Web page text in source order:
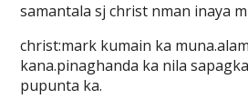
samantala sj christ nman inaya
christ:mark kumain ka
kana.pinaghanda ka nila
pupunta ka.